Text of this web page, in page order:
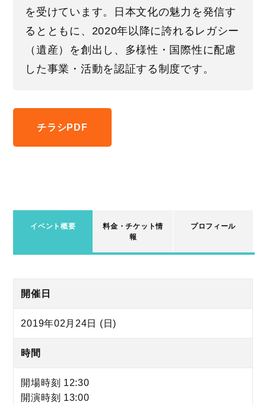
を受けています。日本文化の魅力を発信す
るとともに、2020年以降に誇れるレガシー
（遺産）を創出し、多様性・国際性に配慮
した事業・活動を認証する制度です。
チラシPDF
イベント概要
料金・チケット情
報
プロフィール
開催日
2019年02月24日 (日)
時間
開場時刻 12:30
開演時刻 13:00